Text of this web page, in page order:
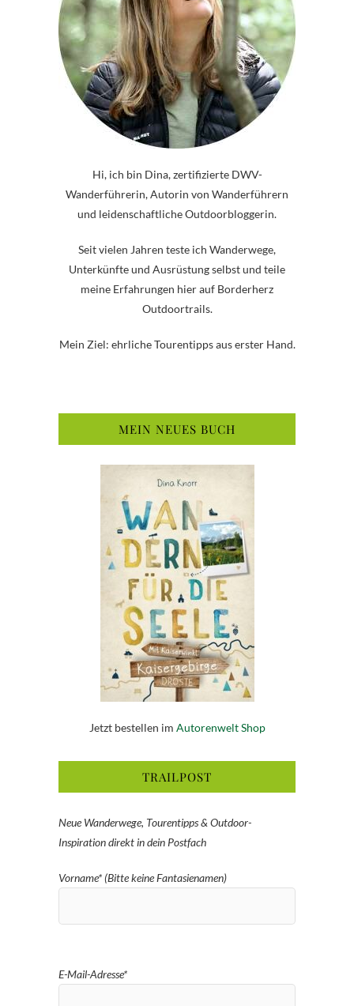
Hi, ich bin Dina, zertifizierte DWV-
Wanderführerin, Autorin von Wanderführern
und leidenschaftliche Outdoorbloggerin.
Seit vielen Jahren teste ich Wanderwege,
Unterkünfte und Ausrüstung selbst und teile
meine Erfahrungen hier auf Borderherz
Outdoortrails.
Mein Ziel: ehrliche Tourentipps aus erster Hand.
MEIN NEUES BUCH
Jetzt bestellen im Autorenwelt Shop
TRAILPOST
Neue Wanderwege, Tourentipps & Outdoor-
Inspiration direkt in dein Postfach
Vorname* (Bitte keine Fantasienamen)
E-Mail-Adresse*